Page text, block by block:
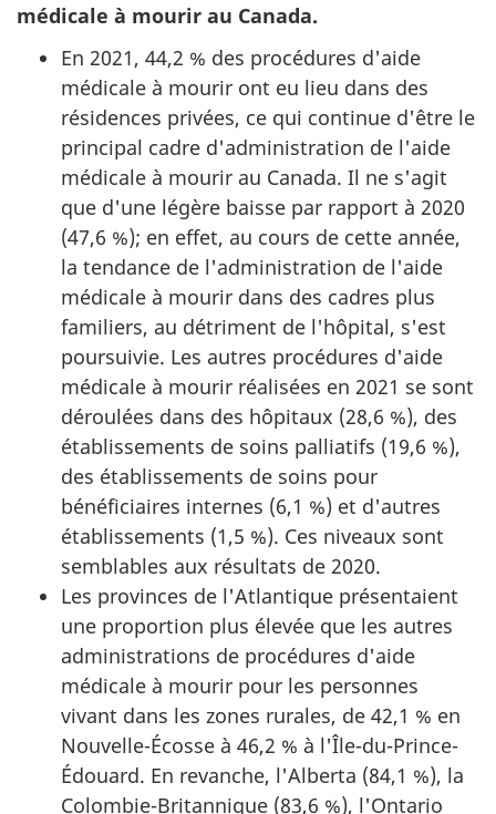
médicale à mourir au Canada.
En 2021, 44,2 % des procédures d'aide
médicale à mourir ont eu lieu dans des
résidences privées, ce qui continue d'être le
principal cadre d'administration de l'aide
médicale à mourir au Canada. Il ne s'agit
que d'une légère baisse par rapport à 2020
(47,6 %); en effet, au cours de cette année,
la tendance de l'administration de l'aide
médicale à mourir dans des cadres plus
familiers, au détriment de l'hôpital, s'est
poursuivie. Les autres procédures d'aide
médicale à mourir réalisées en 2021 se sont
déroulées dans des hôpitaux (28,6 %), des
établissements de soins palliatifs (19,6 %),
des établissements de soins pour
bénéficiaires internes (6,1 %) et d'autres
établissements (1,5 %). Ces niveaux sont
semblables aux résultats de 2020.
Les provinces de l'Atlantique présentaient
une proportion plus élevée que les autres
administrations de procédures d'aide
médicale à mourir pour les personnes
vivant dans les zones rurales, de 42,1 % en
Nouvelle-Écosse à 46,2 % à l'Île-du-Prince-
Édouard. En revanche, l'Alberta (84,1 %), la
Colombie-Britannique (83,6 %), l'Ontario